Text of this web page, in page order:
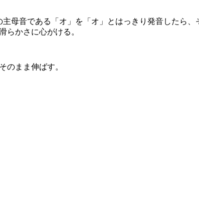
主母音である「オ」を「オ」とはっきり発音したら
らかさに心がける。
のまま伸ばす。